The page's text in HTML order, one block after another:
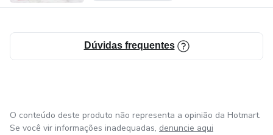
Dúvidas frequentes
O conteúdo deste produto não representa a opinião da Hotmart.
Se você vir informações inadequadas, denuncie aqui